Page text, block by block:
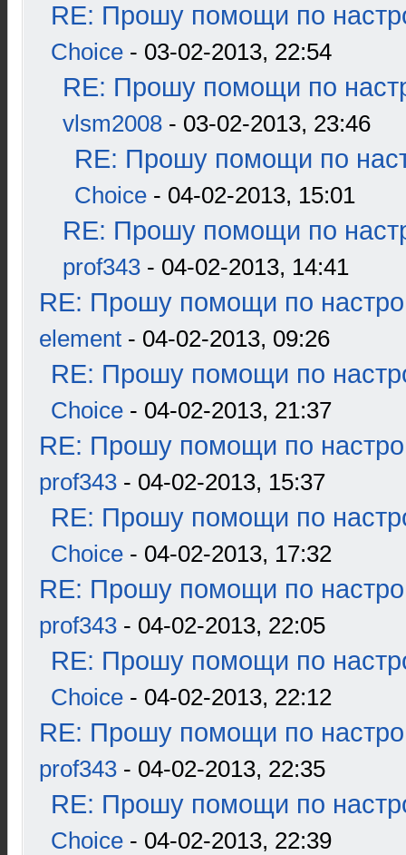
RE: Прошу помощи по
Choice - 03-02-2013, 22:54
RE: Прошу помощи по
vlsm2008 - 03-02-2013, 23:46
RE: Прошу помощи по
Choice - 04-02-2013, 15:01
RE: Прошу помощи по
prof343 - 04-02-2013, 14:41
RE: Прошу помощи по
element - 04-02-2013, 09:26
RE: Прошу помощи по
Choice - 04-02-2013, 21:37
RE: Прошу помощи по
prof343 - 04-02-2013, 15:37
RE: Прошу помощи по
Choice - 04-02-2013, 17:32
RE: Прошу помощи по
prof343 - 04-02-2013, 22:05
RE: Прошу помощи по
Choice - 04-02-2013, 22:12
RE: Прошу помощи по
prof343 - 04-02-2013, 22:35
RE: Прошу помощи по
Choice - 04-02-2013, 22:39